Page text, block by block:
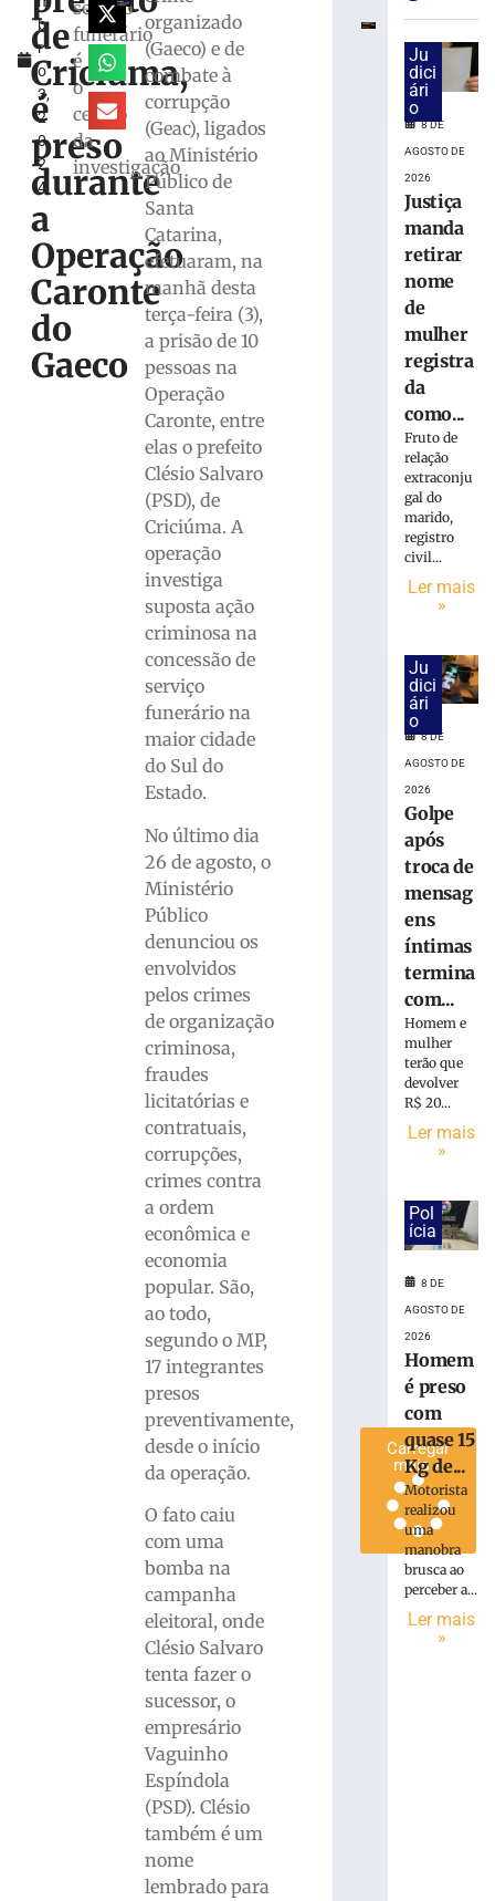
b
r
o
3,
2
0
2
4
de
Criciúma,
é
preso
durante
a
Operação
Caronte
do
Gaeco
serviço
funerário
é
o
centro
da
investigação
organizado
(Gaeco) e de
combate à
corrupção
(Geac), ligados
ao Ministério
Público de
Santa
Catarina,
efetuaram, na
manhã desta
terça-feira (3),
a prisão de 10
pessoas na
Operação
Caronte, entre
elas o prefeito
Clésio Salvaro
(PSD), de
Criciúma. A
operação
investiga
suposta ação
criminosa na
concessão de
serviço
funerário na
maior cidade
do Sul do
Estado.
No último dia
26 de agosto, o
Ministério
Público
denunciou os
envolvidos
pelos crimes
de organização
criminosa,
fraudes
licitatórias e
contratuais,
corrupções,
crimes contra
a ordem
econômica e
economia
popular. São,
ao todo,
segundo o MP,
17 integrantes
presos
preventivamente,
desde o início
da operação.
O fato caiu
com uma
bomba na
campanha
eleitoral, onde
Clésio Salvaro
tenta fazer o
sucessor, o
empresário
Vaguinho
Espíndola
(PSD). Clésio
também é um
nome
lembrado para
exige
bancárias
carro
apresentar
problemas
Homem
tropeça
calçada,
pista
atropelado
Bento
Homem
preso
quase
Blumenau
Carregar
mais »
Ju
dici
ári
o
8 DE
AGOSTO DE
2026
Justiça
manda
retirar
nome
de
mulher
registra
da
como...
Fruto de
relação
extraconju
gal do
marido,
registro
civil...
Ler mais
»
Ju
dici
ári
o
8 DE
AGOSTO DE
2026
Golpe
após
troca de
mensag
ens
íntimas
termina
com...
Homem e
mulher
terão que
devolver
R$ 20...
Ler mais
»
Pol
ícia
8 DE
AGOSTO DE
2026
Homem
é preso
com
quase 15
Kg de...
Motorista
realizou
uma
manobra
brusca ao
perceber a...
Ler mais
»